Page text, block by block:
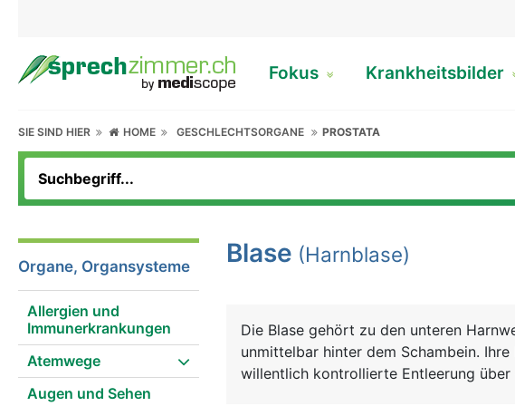
Fokus Krankheitsbilder
SIE SIND HIER HOME GESCHLECHTSORGANE PROSTATA
Organe, Organsysteme
Allergien und
Immunerkrankungen
Atemwege
Augen und Sehen
Blase (Harnblase)
Die Blase gehört zu den unteren
unmittelbar hinter dem Schambein.
willentlich kontrollierte Entleerung über